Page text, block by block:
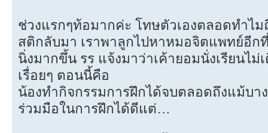
ช่วงแรกๆท้อมากค่ะ โทษตัวเองตลอดทำไ
สติกลับมา เราพาลูกไปหาหมอจิตแพทย์อีก
นิ่งมากขึ้น รร แจ้งมาว่าเค้ายอมนั่งเรียนไม่
เรื่อยๆ ตอนนี้คือ
น้องทำกิจกรรมการฝึกได้จบตลอดถึงแม้บา
ร่วมมือในการฝึกได้ดีแต่…